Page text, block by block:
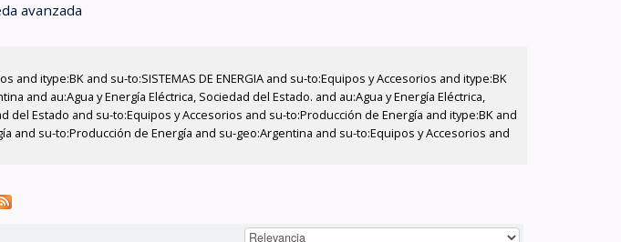
avanzada
itype:BK and su-to:SISTEMAS DE ENERGIA and su-to:Equipos y Accesorios and itype:BK
and au:Agua y Energía Eléctrica, Sociedad del Estado. and au:Agua y Energía Eléctrica,
del Estado and su-to:Equipos y Accesorios and su-to:Producción de Energía and itype:BK and
and su-to:Producción de Energía and su-geo:Argentina and su-to:Equipos y Accesorios and